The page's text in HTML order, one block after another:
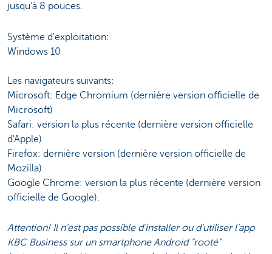
jusqu'à 8 pouces.
Système d'exploitation:
Windows 10
Les navigateurs suivants:
Microsoft: Edge Chromium (dernière version officielle de
Microsoft)
Safari: version la plus récente (dernière version officielle
d'Apple)
Firefox: dernière version (dernière version officielle de
Mozilla)
Google Chrome: version la plus récente (dernière version
officielle de Google).
Attention! Il n'est pas possible d'installer ou d'utiliser l'app
KBC Business sur un smartphone Android "rooté"